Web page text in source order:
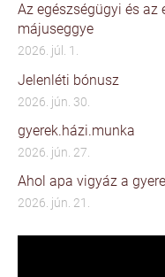
Az egészségügyi és az
májuseggye
2026. júl. 1.
Jelenléti bónusz
2026. jún. 30.
gyerek.házi.munka
2026. jún. 27.
Ahol apa vigyáz a
2026. jún. 21.